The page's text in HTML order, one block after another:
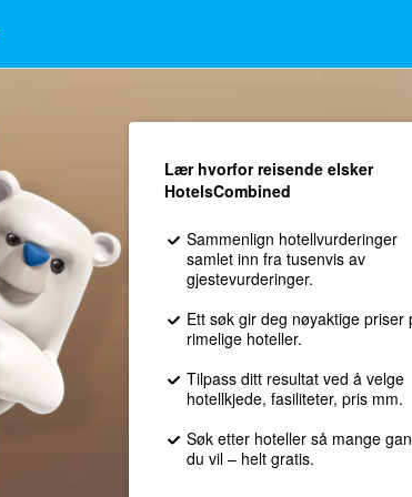
Lær hvorfor reisende elsker
HotelsCombined
Sammenlign hotellvurderinger
samlet inn fra tusenvis av
gjestevurderinger.
Ett søk gir deg nøyaktige priser
rimelige hoteller.
Tilpass ditt resultat ved å velge
hotellkjede, fasiliteter, pris mm.
Søk etter hoteller så mange
du vil – helt gratis.